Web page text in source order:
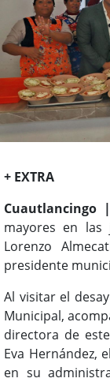
+ EXTRA
Cuautlancingo |
mayores en las
Lorenzo
presidente
Al visitar el
Municipal,
directora de
Eva Hernández,
en su